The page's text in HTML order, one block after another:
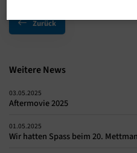
Zurück
Weitere News
03.05.2025
Aftermovie 2025
01.05.2025
Wir hatten Spass beim 20.